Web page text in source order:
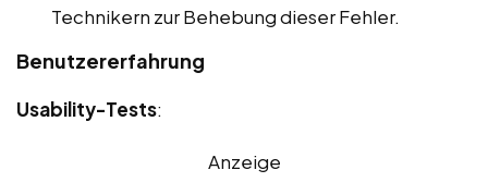
Technikern zur Behebung dieser Fehler.
Benutzererfahrung
Usability-Tests:
Anzeige